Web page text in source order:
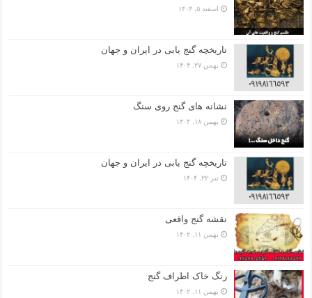
اسفند ۵, ۱۴۰۴
تاریخچه گنج‌ یابی در ایران و جهان
بهمن ۲۷, ۱۴۰۴
نشانه های گنج روی سنگ
بهمن ۱۸, ۱۴۰۴
تاریخچه گنج‌ یابی در ایران و جهان
تیر ۲۲, ۱۴۰۴
نقشه گنج واقعی
بهمن ۱۱, ۱۴۰۲
رنگ خاک اطراف گنج
بهمن ۱۱, ۱۴۰۲